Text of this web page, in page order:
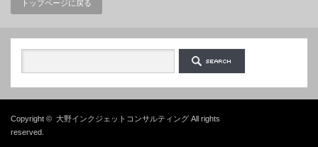
トップページに戻る
Copyright © 大野インクジェットコンサルティング All rights
reserved.